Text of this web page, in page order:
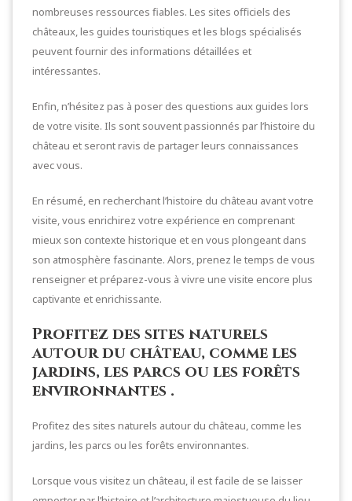
nombreuses ressources fiables. Les sites officiels des
châteaux, les guides touristiques et les blogs spécialisés
peuvent fournir des informations détaillées et
intéressantes.
Enfin, n’hésitez pas à poser des questions aux guides lors
de votre visite. Ils sont souvent passionnés par l’histoire du
château et seront ravis de partager leurs connaissances
avec vous.
En résumé, en recherchant l’histoire du château avant votre
visite, vous enrichirez votre expérience en comprenant
mieux son contexte historique et en vous plongeant dans
son atmosphère fascinante. Alors, prenez le temps de vous
renseigner et préparez-vous à vivre une visite encore plus
captivante et enrichissante.
Profitez des sites naturels
autour du château, comme les
jardins, les parcs ou les forêts
environnantes .
Profitez des sites naturels autour du château, comme les
jardins, les parcs ou les forêts environnantes.
Lorsque vous visitez un château, il est facile de se laisser